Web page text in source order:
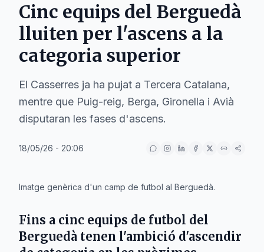
Cinc equips del Berguedà
lluiten per l'ascens a la
categoria superior
El Casserres ja ha pujat a Tercera Catalana,
mentre que Puig-reig, Berga, Gironella i Avià
disputaran les fases d'ascens.
18/05/26 - 20:06
Imatge genèrica d'un camp de futbol al Berguedà.
Fins a cinc equips de futbol del
Berguedà tenen l'ambició d'ascendir